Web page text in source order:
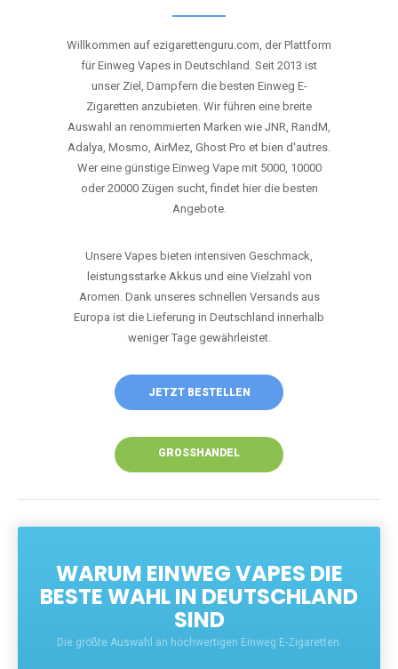
Willkommen auf ezigarettenguru.com, der Plattform
für Einweg Vapes in Deutschland. Seit 2013 ist
unser Ziel, Dampfern die besten Einweg E-
Zigaretten anzubieten. Wir führen eine breite
Auswahl an renommierten Marken wie JNR, RandM,
Adalya, Mosmo, AirMez, Ghost Pro et bien d'autres.
Wer eine günstige Einweg Vape mit 5000, 10000
oder 20000 Zügen sucht, findet hier die besten
Angebote.
Unsere Vapes bieten intensiven Geschmack,
leistungsstarke Akkus und eine Vielzahl von
Aromen. Dank unseres schnellen Versands aus
Europa ist die Lieferung in Deutschland innerhalb
weniger Tage gewährleistet.
JETZT BESTELLEN
GROSSHANDEL
WARUM EINWEG VAPES DIE
BESTE WAHL IN DEUTSCHLAND
SIND
Die größte Auswahl an hochwertigen Einweg E-Zigaretten.